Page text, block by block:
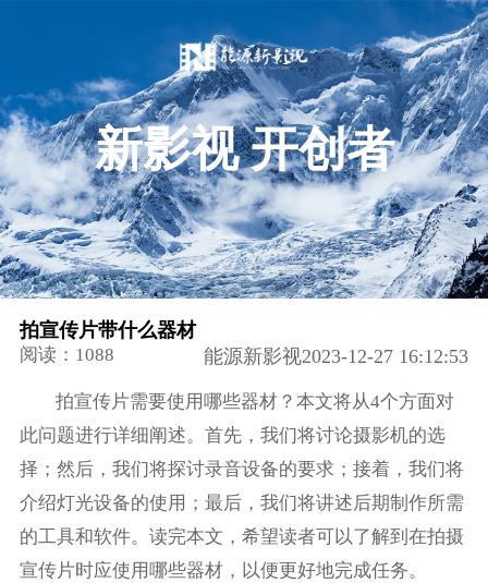
新影视 开创者
拍宣传片带什么器材
阅读：1088 能源新影视2023-12-27 16:12:53
拍宣传片需要使用哪些器材？本文将从4个方面对
此问题进行详细阐述。首先，我们将讨论摄影机的选
择；然后，我们将探讨录音设备的要求；接着，我们将
介绍灯光设备的使用；最后，我们将讲述后期制作所需
的工具和软件。读完本文，希望读者可以了解到在拍摄
宣传片时应使用哪些器材，以便更好地完成任务。